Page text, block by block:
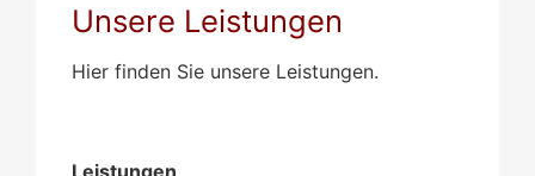
Unsere Leistungen
Hier finden Sie unsere Leistungen.
Leistungen